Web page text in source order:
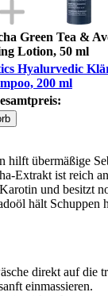
Green Tea &
Lotion, 50 ml
Hyalurvedic
200 ml
hilft übermäßige
Extrakt ist reich
und besitzt
hält Schuppen
direkt auf die
einmassieren.